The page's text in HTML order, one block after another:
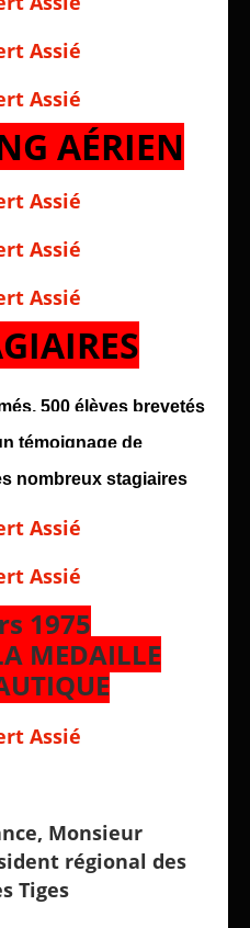
AÉRIEN
500 élèves brevetés
témoignage de
nombreux stagiaires
1975
MEDAILLE
Monsieur
régional des
Tiges